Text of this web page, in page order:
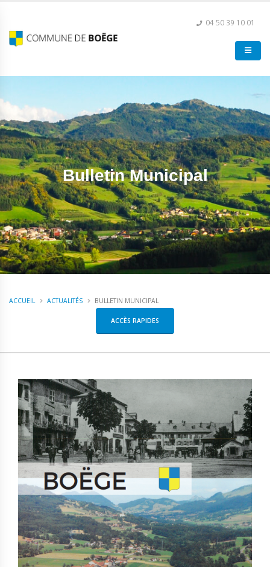
04 50 39 10 01
Bulletin Municipal
ACCUEIL ACTUALITÉS BULLETIN MUNICIPAL
ACCÈS RAPIDES